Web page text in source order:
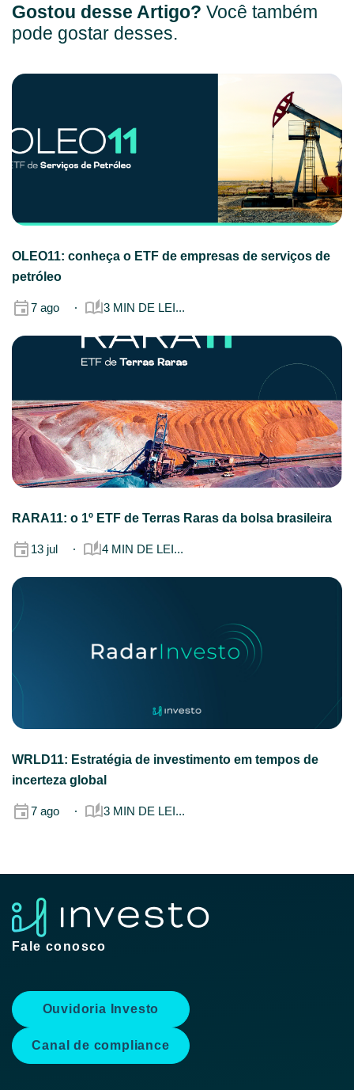
Gostou desse Artigo? Você também
pode gostar desses.
OLEO11: conheça o ETF de empresas de serviços de
petróleo
7 ago 3 MIN DE LEI...
RARA11: o 1º ETF de Terras Raras da bolsa brasileira
13 jul 4 MIN DE LEI...
WRLD11: Estratégia de investimento em tempos de
incerteza global
7 ago 3 MIN DE LEI...
Fale conosco
Ouvidoria Investo
Canal de compliance